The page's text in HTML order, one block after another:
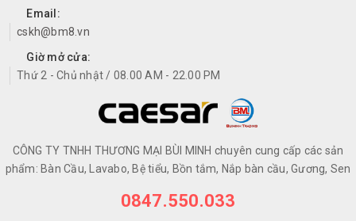
Email:
cskh@bm8.vn
Giờ mở cửa:
Thứ 2 - Chủ nhật / 08.00 AM - 22.00 PM
CÔNG TY TNHH THƯƠNG MẠI BÙI MINH chuyên cung cấp các sản
phẩm: Bàn Cầu, Lavabo, Bệ tiểu, Bồn tắm, Nắp bàn cầu, Gương, Sen
0847.550.033